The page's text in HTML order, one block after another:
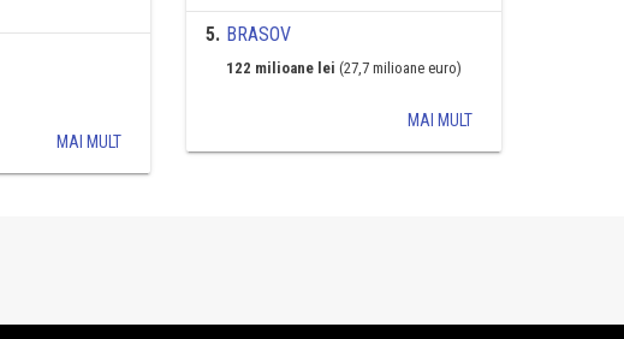
MAI MULT
5. BRASOV
122 milioane lei (27,7 milioane euro)
MAI MULT